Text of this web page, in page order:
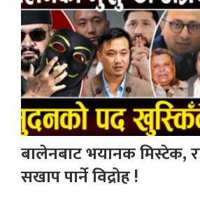
बालेनबाट भयानक मिस्टेक,
सखाप पार्ने विद्रोह !